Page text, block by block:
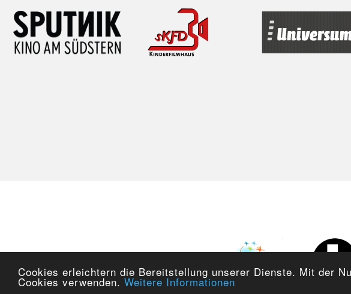
Cookies erleichtern die Bereitstellung unserer Dienste. Mit der
Cookies verwenden. Weitere Informationen